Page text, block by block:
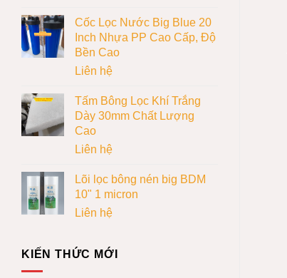
Cốc Lọc Nước Big Blue 20
Inch Nhựa PP Cao Cấp, Độ
Bền Cao
Liên hệ
Tấm Bông Lọc Khí Trắng
Dày 30mm Chất Lượng
Cao
Liên hệ
Lõi lọc bông nén big BDM
10" 1 micron
Liên hệ
KIẾN THỨC MỚI